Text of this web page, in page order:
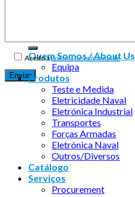
Aceito apolítica de privacidade
Quem Somos / About Us
Equipa
Produtos
Teste e Medida
Eletricidade Naval
Eletrónica Industrial
Transportes
Forças Armadas
Eletrónica Naval
Outros/Diversos
Catálogo
Serviços
Procurement